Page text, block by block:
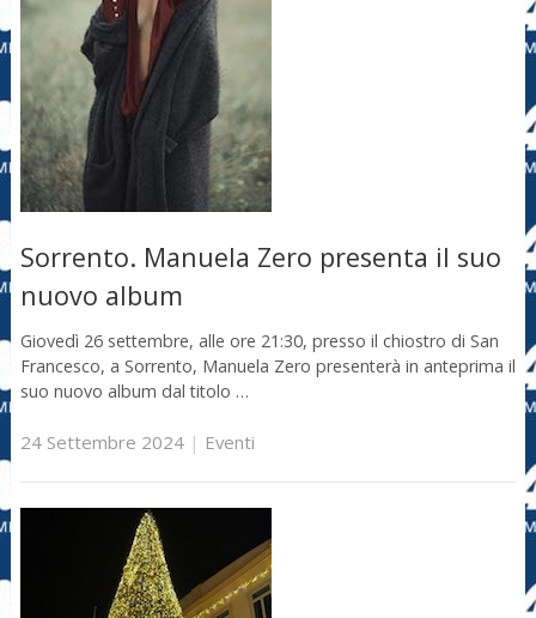
Sorrento. Manuela Zero presenta il suo
nuovo album
Giovedì 26 settembre, alle ore 21:30, presso il chiostro di San
Francesco, a Sorrento, Manuela Zero presenterà in anteprima il
suo nuovo album dal titolo …
24 Settembre 2024| Eventi